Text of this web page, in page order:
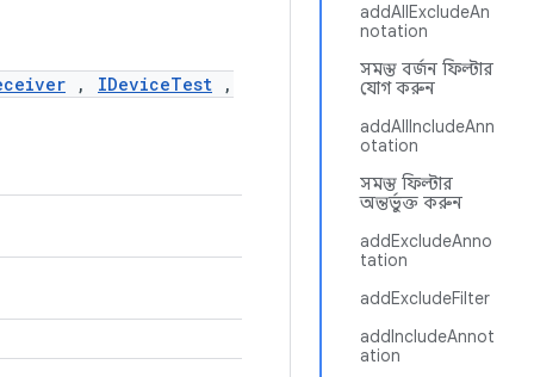
addAllExcludeAn
notation
সমস্ত বর্জন ফিল্টার
যোগ করুন
addAllIncludeAnn
otation
সমস্ত ফিল্টার
অন্তর্ভুক্ত করুন
addExcludeAnno
tation
addExcludeFilter
addIncludeAnnot
ation
, IDeviceTest ,